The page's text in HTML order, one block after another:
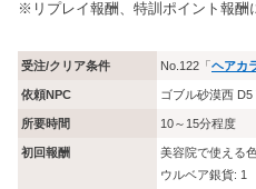
※リプレイ報酬、特訓ポイント報酬
受注/クリア条件 No.122「ヘアカ
依頼NPC ゴブル砂漠西
所要時間 10～15分程度
初回報酬
美容院で使える
ウルベア銀貨: 1